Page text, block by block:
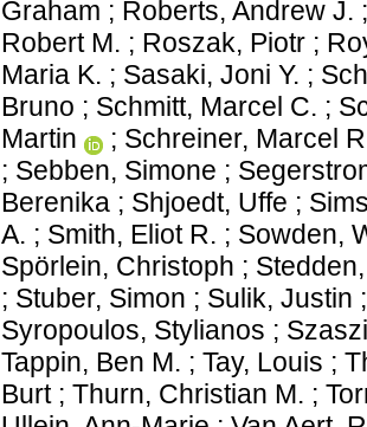
Graham ; Roberts, Andrew J.
Robert M. ; Roszak, Piotr ;
Maria K. ; Sasaki, Joni Y. ;
Bruno ; Schmitt, Marcel C. ;
Martin
; Schreiner, Marcel
; Sebben, Simone ;
Berenika ; Shjoedt, Uffe ;
A. ; Smith, Eliot R. ; Sowden,
Spörlein, Christoph ;
; Stuber, Simon ; Sulik, Justin
Syropoulos, Stylianos ;
Tappin, Ben M. ; Tay, Louis ;
Burt; Thurn, Christian M. ;